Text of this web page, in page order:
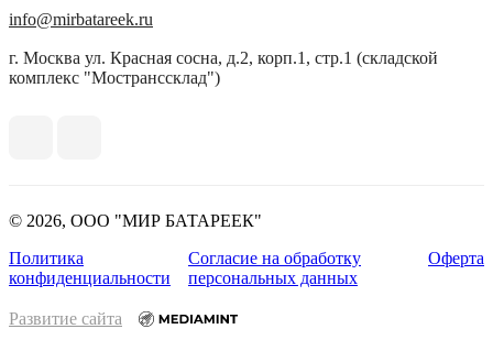
info@mirbatareek.ru
г. Москва ул. Красная сосна, д.2, корп.1, стр.1 (складской
комплекс "Мостранссклад")
© 2026, ООО "МИР БАТАРЕЕК"
Политика
конфиденциальности
Согласие на обработку
персональных данных
Оферта
Развитие сайта